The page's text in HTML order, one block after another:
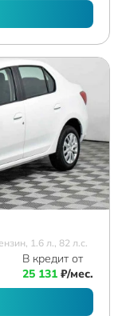
1.6 л., 82 л.с.
В кредит от
25 131 ₽/мес.